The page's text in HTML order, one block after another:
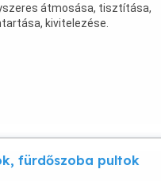
átmosása, tisztítása,
kivitelezése.
fürdőszoba pultok